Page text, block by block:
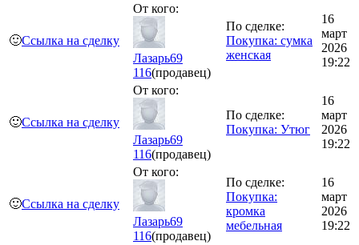
🙂Ссылка на сделку
От кого:
Лазарь69
116(продавец)
По сделке:
Покупка: сумка
женская
16
март
2026
19:22
🙂Ссылка на сделку
От кого:
Лазарь69
116(продавец)
По сделке:
Покупка: Утюг
16
март
2026
19:22
🙂Ссылка на сделку
От кого:
Лазарь69
116(продавец)
По сделке:
Покупка:
кромка
мебельная
16
март
2026
19:22